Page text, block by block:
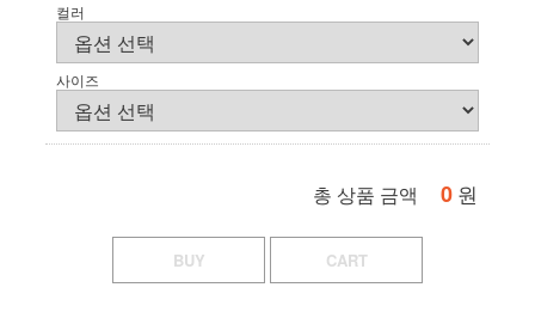
컬러
사이즈
총 상품 금액 0 원
BUY CART